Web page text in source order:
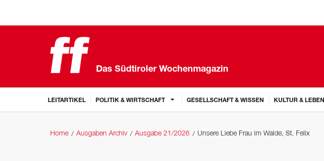
Das Südtiroler Wochenmagazin
LEITARTIKEL POLITIK & WIRTSCHAFT GESELLSCHAFT & WISSEN KULTUR & LEBEN
Home Ausgaben Archiv Ausgabe 21/2026 Unsere Liebe Frau im Walde, St. Felix